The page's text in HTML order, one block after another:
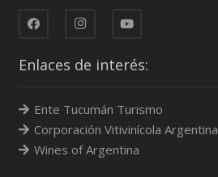
Enlaces de interés:
Ente Tucumán Turismo
Corporación Vitivinícola Argentina
Wines of Argentina